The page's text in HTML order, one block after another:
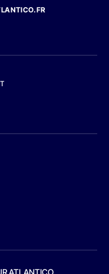
ATLANTICO